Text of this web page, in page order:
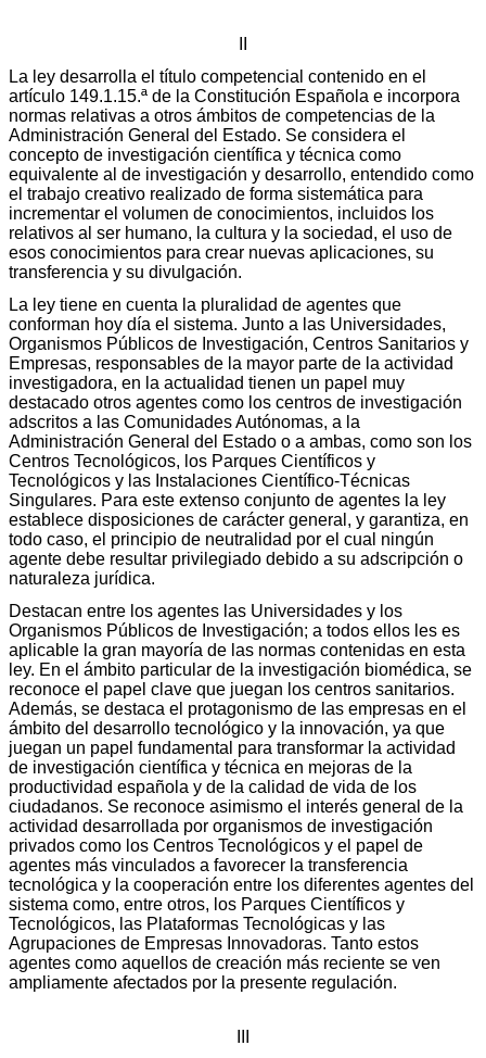
La ley desarrolla el título competencial contenido en el
artículo 149.1.15.ª de la Constitución Española e incorpora
normas relativas a otros ámbitos de competencias de la
Administración General del Estado. Se considera el
concepto de investigación científica y técnica como
equivalente al de investigación y desarrollo, entendido como
el trabajo creativo realizado de forma sistemática para
incrementar el volumen de conocimientos, incluidos los
relativos al ser humano, la cultura y la sociedad, el uso de
esos conocimientos para crear nuevas aplicaciones, su
transferencia y su divulgación.
La ley tiene en cuenta la pluralidad de agentes que
conforman hoy día el sistema. Junto a las Universidades,
Organismos Públicos de Investigación, Centros Sanitarios y
Empresas, responsables de la mayor parte de la actividad
investigadora, en la actualidad tienen un papel muy
destacado otros agentes como los centros de investigación
adscritos a las Comunidades Autónomas, a la
Administración General del Estado o a ambas, como son los
Centros Tecnológicos, los Parques Científicos y
Tecnológicos y las Instalaciones Científico-Técnicas
Singulares. Para este extenso conjunto de agentes la ley
establece disposiciones de carácter general, y garantiza, en
todo caso, el principio de neutralidad por el cual ningún
agente debe resultar privilegiado debido a su adscripción o
naturaleza jurídica.
Destacan entre los agentes las Universidades y los
Organismos Públicos de Investigación; a todos ellos les es
aplicable la gran mayoría de las normas contenidas en esta
ley. En el ámbito particular de la investigación biomédica, se
reconoce el papel clave que juegan los centros sanitarios.
Además, se destaca el protagonismo de las empresas en el
ámbito del desarrollo tecnológico y la innovación, ya que
juegan un papel fundamental para transformar la actividad
de investigación científica y técnica en mejoras de la
productividad española y de la calidad de vida de los
ciudadanos. Se reconoce asimismo el interés general de la
actividad desarrollada por organismos de investigación
privados como los Centros Tecnológicos y el papel de
agentes más vinculados a favorecer la transferencia
tecnológica y la cooperación entre los diferentes agentes del
sistema como, entre otros, los Parques Científicos y
Tecnológicos, las Plataformas Tecnológicas y las
Agrupaciones de Empresas Innovadoras. Tanto estos
agentes como aquellos de creación más reciente se ven
ampliamente afectados por la presente regulación.